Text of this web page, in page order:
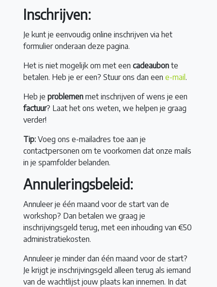
Inschrijven:
Je kunt je eenvoudig online inschrijven via het
formulier onderaan deze pagina.
Het is niet mogelijk om met een cadeaubon te
betalen. Heb je er een? Stuur ons dan een e-mail.
Heb je problemen met inschrijven of wens je een
factuur? Laat het ons weten, we helpen je graag
verder!
Tip: Voeg ons e-mailadres toe aan je
contactpersonen om te voorkomen dat onze mails
in je spamfolder belanden.
Annuleringsbeleid:
Annuleer je één maand voor de start van de
workshop? Dan betalen we graag je
inschrijvingsgeld terug, met een inhouding van €50
administratiekosten.
Annuleer je minder dan één maand voor de start?
Je krijgt je inschrijvingsgeld alleen terug als iemand
van de wachtlijst jouw plaats kan innemen. In dat